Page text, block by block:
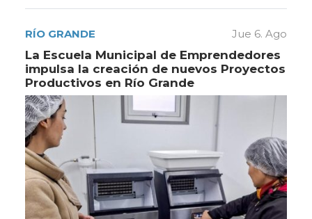
RÍO GRANDE Jue 6. Ago
La Escuela Municipal de Emprendedores
impulsa la creación de nuevos Proyectos
Productivos en Río Grande